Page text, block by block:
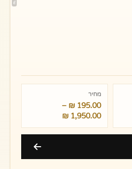
מחיר
195.00
₪
–
1,950.00
₪